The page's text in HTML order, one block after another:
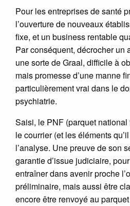
Pour les entreprises de santé
l’ouverture de nouveaux
fixe, et un business rentable
Par conséquent, décrocher un
une sorte de Graal, difficile à
mais promesse d’une manne
particulièrement vrai dans le
psychiatrie.
Saisi, le PNF (parquet
le courrier (et les éléments
l’analyse. Une preuve de son
garantie d’issue judiciaire,
entraîner dans avenir proche
préliminaire, mais aussi être
encore être renvoyé au